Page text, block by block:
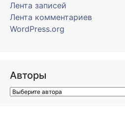
Лента записей
Лента комментариев
WordPress.org
Авторы